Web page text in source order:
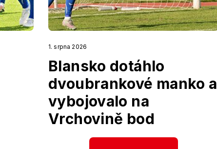
1. srpna 2026
Blansko dotáhlo
dvoubrankové manko a
vybojovalo na
Vrchovině bod